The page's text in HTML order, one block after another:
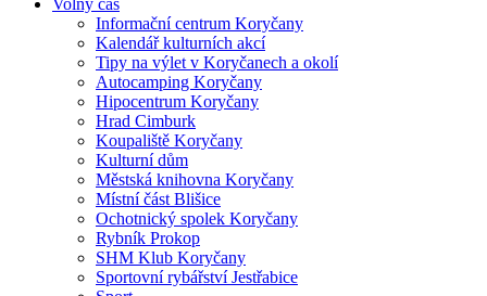
Volný čas
Informační centrum Koryčany
Kalendář kulturních akcí
Tipy na výlet v Koryčanech a okolí
Autocamping Koryčany
Hipocentrum Koryčany
Hrad Cimburk
Koupaliště Koryčany
Kulturní dům
Městská knihovna Koryčany
Místní část Blišice
Ochotnický spolek Koryčany
Rybník Prokop
SHM Klub Koryčany
Sportovní rybářství Jestřabice